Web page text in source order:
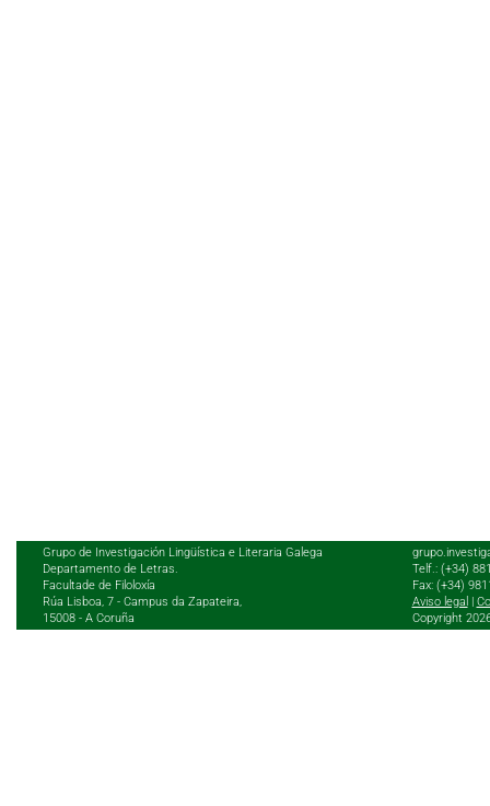
Grupo de Investigación Lingüística e Literaria Galega
Departamento de Letras.
Facultade de Filoloxía
Rúa Lisboa, 7 - Campus da Zapateira,
15008 - A Coruña
Telf.: (+34)
Fax: (+34)
Aviso legal
Copyright